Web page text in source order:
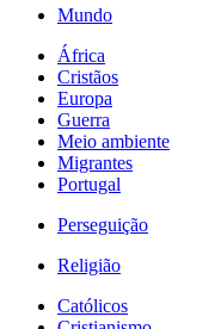
Mundo
África
Cristãos
Europa
Guerra
Meio ambiente
Migrantes
Portugal
Perseguição
Religião
Católicos